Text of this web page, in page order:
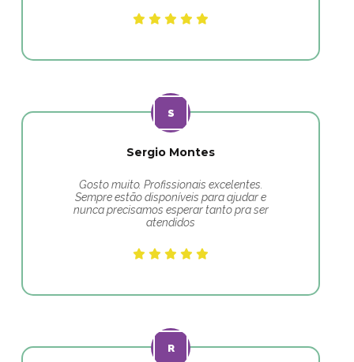
Sergio Montes
Gosto muito. Profissionais excelentes.
Sempre estão disponíveis para ajudar e
nunca precisamos esperar tanto pra ser
atendidos